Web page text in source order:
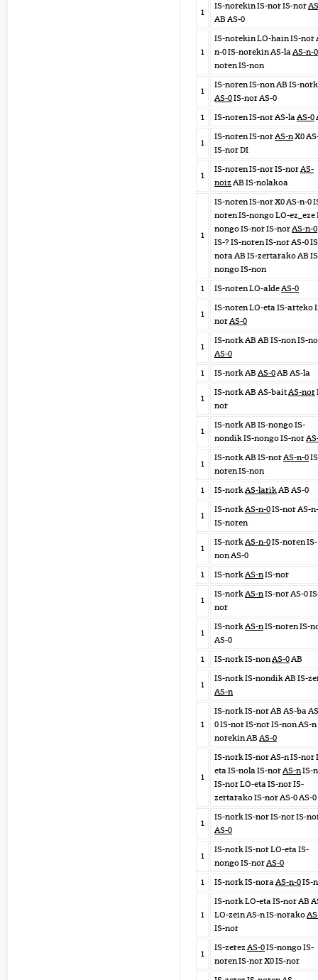
1
IS-norekin IS-nor IS-nor
AB AS-0
1
IS-norekin LO-hain IS-nor
n-0 IS-norekin AS-laAS-n-0
noren IS-non
1
IS-noren IS-non AB IS-nork
AS-0IS-nor AS-0
1
IS-noren IS-nor AS-laAS-0
1
IS-noren IS-norAS-nX0
IS-nor DI
1
IS-noren IS-nor IS-norAS-
noiz AB IS-nolakoa
1
IS-noren IS-nor X0 AS-n-0
noren IS-nongo LO-ez_eze
nongo IS-nor IS-norAS-n-0
IS-? IS-noren IS-nor AS-0
nora AB IS-zertarako AB
nongo IS-non
1
IS-noren LO-aldeAS-0
1
IS-noren LO-eta IS-arteko
norAS-0
1
IS-nork AB AB IS-non IS-
AS-0
1
IS-nork AB AS-0AB AS-la
1
IS-nork AB AS-baitAS-nor
nor
1
IS-nork AB IS-nongo IS-
nondik IS-nongo IS-nor
1
IS-nork AB IS-norAS-n-0
noren IS-non
1
IS-norkAS-larikAB AS-0
1
IS-norkAS-n-0IS-nor AS-
IS-noren
1
IS-norkAS-n-0IS-noren IS-
non AS-0
1
IS-norkAS-nIS-nor
1
IS-norkAS-nIS-nor AS-0
nor
1
IS-norkAS-nIS-noren IS-
AS-0
1
IS-nork IS-nonAS-0AB
1
IS-nork IS-nondik AB IS-
AS-n
1
IS-nork IS-nor AB AS-ba
0 IS-nor IS-nor IS-non AS-n
norekin AB AS-0
1
IS-nork IS-nor AS-n IS-nor
eta IS-nola IS-norAS-nIS-
IS-nor LO-eta IS-nor IS-
zertarako IS-nor AS-0 AS-0
1
IS-nork IS-nor IS-nor IS-
AS-0
1
IS-nork IS-nor LO-eta IS-
nongo IS-norAS-0
1
IS-nork IS-noraAS-n-0IS-
1
IS-nork LO-eta IS-nor AB
LO-zein AS-n IS-norako
IS-nor
1
IS-zerez AS-0IS-nongo IS-
noren IS-nor X0 IS-nor